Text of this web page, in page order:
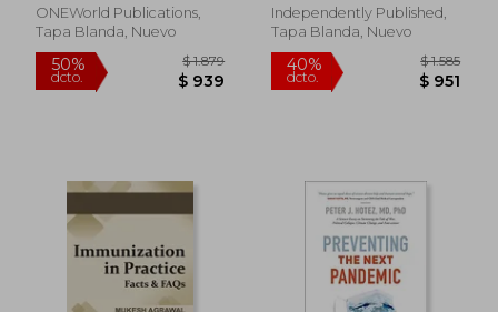
40%
dcto. $ 1.171
40%
dcto. $
ONEWorld Publications,
Tapa Blanda, Nuevo
Preventing,
Responding to,
Outbreaks in Homes
and Communit (en
Independently Published,
Tapa Blanda, Nuevo